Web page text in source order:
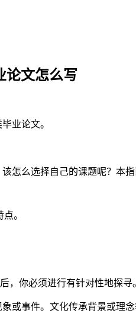
论文怎么写
业论文。
怎么选择自己的课题呢？本
。
，你必须进行有针对性地探寻
或事件。文化传承背景或理念